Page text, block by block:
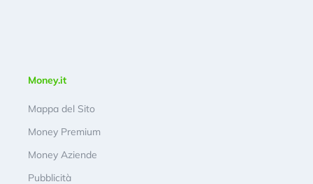
Money.it
Mappa del Sito
Money Premium
Money Aziende
Pubblicità